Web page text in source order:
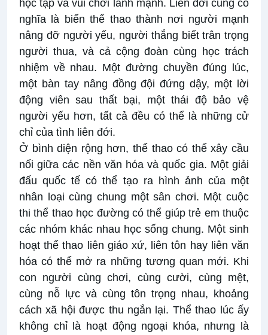
học tập và vui chơi lành mạnh. Liên đới cũng có
nghĩa là biến thể thao thành nơi người mạnh
nâng đỡ người yếu, người thắng biết trân trọng
người thua, và cả cộng đoàn cùng học trách
nhiệm về nhau. Một đường chuyền đúng lúc,
một bàn tay nâng đồng đội đứng dậy, một lời
động viên sau thất bại, một thái độ bảo vệ
người yếu hơn, tất cả đều có thể là những cử
chỉ của tình liên đới.
Ở bình diện rộng hơn, thể thao có thể xây cầu
nối giữa các nền văn hóa và quốc gia. Một giải
đấu quốc tế có thể tạo ra hình ảnh của một
nhân loại cùng chung một sân chơi. Một cuộc
thi thể thao học đường có thể giúp trẻ em thuộc
các nhóm khác nhau học sống chung. Một sinh
hoạt thể thao liên giáo xứ, liên tôn hay liên văn
hóa có thể mở ra những tương quan mới. Khi
con người cùng chơi, cùng cười, cùng mệt,
cùng nỗ lực và cùng tôn trọng nhau, khoảng
cách xã hội được thu ngắn lại. Thể thao lúc ấy
không chỉ là hoạt động ngoại khóa, nhưng là